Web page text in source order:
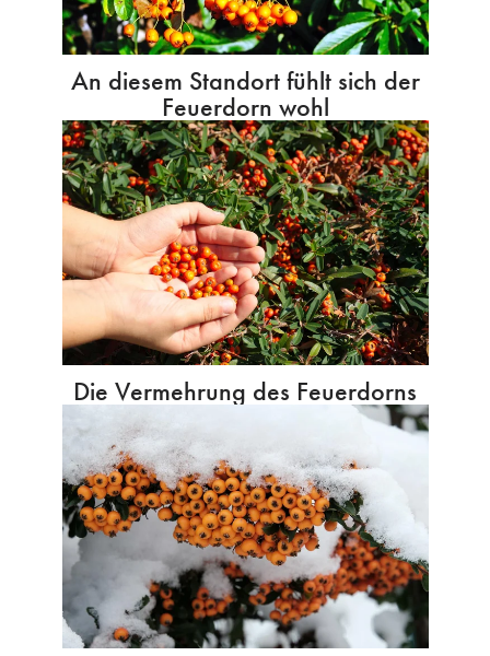
An diesem Standort fühlt sich der
Feuerdorn wohl
Die Vermehrung des Feuerdorns